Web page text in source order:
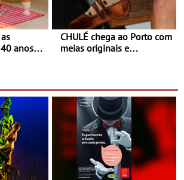
anos
Novas
CHULÉ chega ao Porto com
meias originais e
Shopping